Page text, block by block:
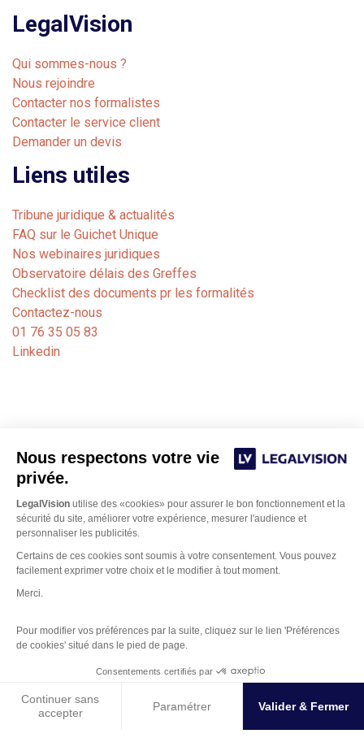
Nous respectons votre vie
privée.
LegalVision utilise des «cookies» pour assurer le bon fonctionnement et la
sécurité du site, améliorer votre expérience, mesurer l'audience et
personnaliser les publicités.
Certains de ces cookies sont soumis à votre consentement. Vous pouvez
facilement exprimer votre choix et le modifier à tout moment.
Merci.
Pour modifier vos préférences par la suite, cliquez sur le lien 'Préférences
de cookies' situé dans le pied de page.
Consentements certifiés par
Continuer sans
accepter
Paramétrer Valider & Fermer
LegalVision
Qui sommes-nous ?
Nous rejoindre
Contacter nos formalistes
Contacter le service client
Demander un devis
Liens utiles
Tribune juridique & actualités
FAQ sur le Guichet Unique
Nos webinaires juridiques
Observatoire délais des Greffes
Checklist des documents pr les formalités
Contactez-nous
01 76 35 05 83
Linkedin
Notre cabinet de formalités juridiques est dédié aux
avocats, experts-comptables et notaires. Nos juristes
basés sur
sociétés auprès des greffes des tribunaux de commerce.
Bénéficiez d’une intelligence métier et d’un logiciel simple
© 2026 Tous droits réservés LegalVision